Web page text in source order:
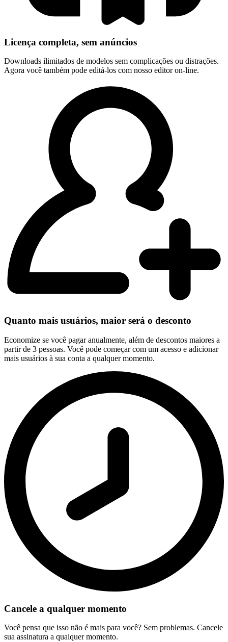
Licença completa, sem anúncios
Downloads ilimitados de modelos sem complicações ou distrações.
Agora você também pode editá-los com nosso editor on-line.
Quanto mais usuários, maior será o desconto
Economize se você pagar anualmente, além de descontos maiores a
partir de 3 pessoas. Você pode começar com um acesso e adicionar
mais usuários à sua conta a qualquer momento.
Cancele a qualquer momento
Você pensa que isso não é mais para você? Sem problemas. Cancele
sua assinatura a qualquer momento.